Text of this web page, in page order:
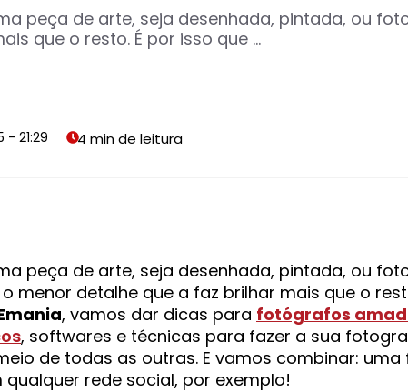
peça de arte, seja desenhada, pintada, ou
que o resto. É por isso que ...
- 21:29
peça de arte, seja desenhada, pintada, ou
menor detalhe que a faz brilhar mais que o
, vamos dar dicas para fotógrafos
, softwares e técnicas para fazer a sua
de todas as outras. E vamos combinar:
rede social, por exemplo!